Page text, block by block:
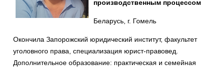
производственным процессом
Беларусь, г. Гомель
Окончила Запорожский юридический институт, факультет
уголовного права, специализация юрист-правовед.
Дополнительное образование: практическая и семейная